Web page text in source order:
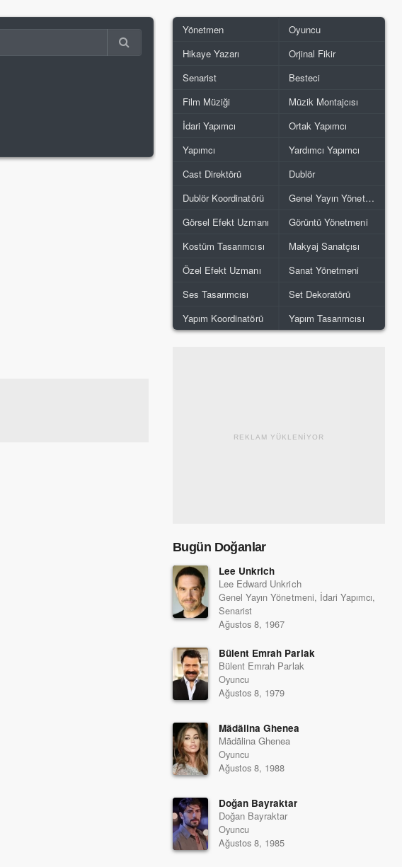
Yönetmen
Oyuncu
Hikaye Yazarı
Orjinal Fikir
Senarist
Besteci
Film Müziği
Müzik Montajcısı
İdari Yapımcı
Ortak Yapımcı
Yapımcı
Yardımcı Yapımcı
Cast Direktörü
Dublör
Dublör Koordinatörü
Genel Yayın Yönetmeni
Görsel Efekt Uzmanı
Görüntü Yönetmeni
Kostüm Tasarımcısı
Makyaj Sanatçısı
Özel Efekt Uzmanı
Sanat Yönetmeni
Ses Tasarımcısı
Set Dekoratörü
Yapım Koordinatörü
Yapım Tasarımcısı
REKLAM YÜKLENİYOR
Bugün Doğanlar
Lee Unkrich
Lee Edward Unkrich
Genel Yayın Yönetmeni, İdari Yapımcı,
Senarist
Ağustos 8, 1967
Bülent Emrah Parlak
Bülent Emrah Parlak
Oyuncu
Ağustos 8, 1979
Mãdãlina Ghenea
Mãdãlina Ghenea
Oyuncu
Ağustos 8, 1988
Doğan Bayraktar
Doğan Bayraktar
Oyuncu
Ağustos 8, 1985